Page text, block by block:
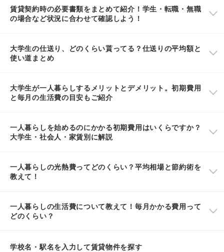
賃貸契約時の必要書類をまとめて紹介！学生・転職・無職
の場合など状況に合わせて確認しよう！
大学生の仕送り、どのくらい貰ってる？仕送りの平均額と
使い道まとめ
大学生が一人暮らしするメリットとデメリット。初期費用
と毎月の生活費の目安もご紹介
一人暮らしを始めるのにかかる初期費用はいくらですか？
大学生・社会人・家賃別に解説
一人暮らしの光熱費ってどのくらい？平均相場と節約術を
教えて！
一人暮らしの生活費について教えて！毎月かかる費用って
どのくらい？
学校名・駅名を入力して賃貸物件を探す